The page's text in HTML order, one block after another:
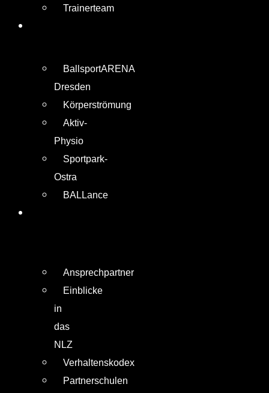
Trainerteam
BallsportARENA
Dresden
Körperströmung
Aktiv-
Physio
Sportpark-
Ostra
BALLance
Ansprechpartner
Einblicke
in
das
NLZ
Verhaltenskodex
Partnerschulen